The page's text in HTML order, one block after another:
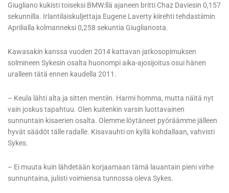
Giugliano kukisti toiseksi BMW:llä ajaneen britti Chaz Daviesin 0,157
sekunnilla. Irlantilaiskuljettaja Eugene Laverty kiirehti tehdastiimin
Aprilialla kolmanneksi 0,258 sekuntia Giuglianosta.
Kawasakin kanssa vuoden 2014 kattavan jatkosopimuksen
solmineen Sykesin osalta huonompi aika-ajosijoitus osui hänen
uralleen tätä ennen kaudella 2011.
– Keula lähti alta ja sitten mentiin. Harmi homma, mutta näitä nyt
vain joskus tapahtuu. Olen kuitenkin varsin luottavainen
sunnuntain kisaerien osalta. Olemme löytäneet pyöräämme jälleen
hyvät säädöt tälle radalle. Kisavauhti on kyllä kohdallaan, vahvisti
Sykes.
– Ei muuta kuin lähdetään korjaamaan tämä lauantain pieni virhe
sunnuntaina, julisti voimiensa tunnossa oleva Sykes.